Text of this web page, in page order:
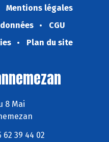
Mentions légales
CGU
Plan du site
8 Mai
62 39 44 02